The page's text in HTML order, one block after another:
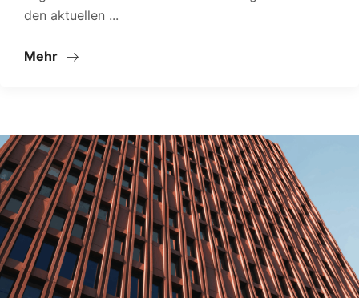
den aktuellen ...
Mehr